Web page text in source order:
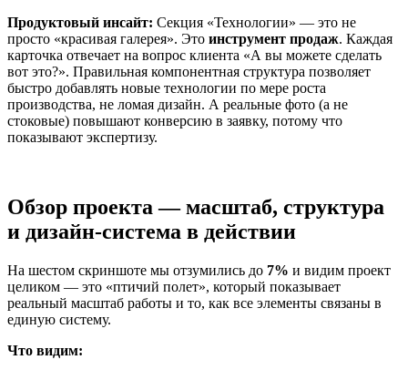
Продуктовый инсайт: Секция «Технологии» — это не
просто «красивая галерея». Это инструмент продаж. Каждая
карточка отвечает на вопрос клиента «А вы можете сделать
вот это?». Правильная компонентная структура позволяет
быстро добавлять новые технологии по мере роста
производства, не ломая дизайн. А реальные фото (а не
стоковые) повышают конверсию в заявку, потому что
показывают экспертизу.
Обзор проекта — масштаб, структура
и дизайн-система в действии
На шестом скриншоте мы отзумились до 7% и видим проект
целиком — это «птичий полет», который показывает
реальный масштаб работы и то, как все элементы связаны в
единую систему.
Что видим: